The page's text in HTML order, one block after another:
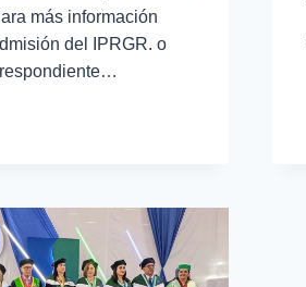
más información
del IPRGR. o